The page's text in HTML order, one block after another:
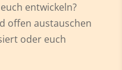
entwickeln?
offen austauschen
oder euch